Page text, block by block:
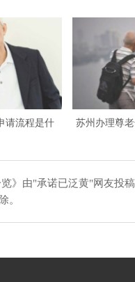
请流程是什
苏州办理尊
》由"承诺已泛黄"网友投
。